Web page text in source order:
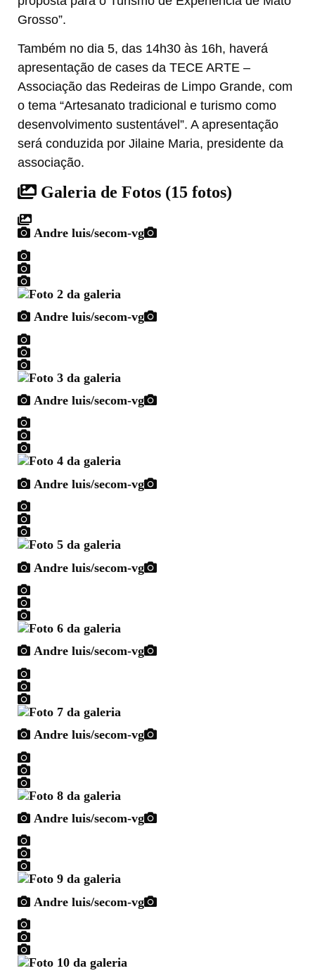
Grosso”.
Também no dia 5, das 14h30 às 16h, haverá
apresentação de cases da TECE ARTE –
Associação das Redeiras de Limpo Grande, com
o tema “Artesanato tradicional e turismo como
desenvolvimento sustentável”. A apresentação
será conduzida por Jilaine Maria, presidente da
associação.
Galeria de Fotos (15 fotos)
Andre luis/secom-vg
Andre luis/secom-vg
Andre luis/secom-vg
Andre luis/secom-vg
Andre luis/secom-vg
Andre luis/secom-vg
Andre luis/secom-vg
Andre luis/secom-vg
Andre luis/secom-vg